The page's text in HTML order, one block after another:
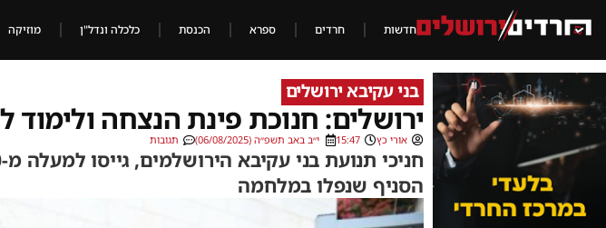
חדשות חרדים ספרא הכנסת כלכלה ונדל"ן מוזיקה
בני עקיבא ירושלים
ירושלים: חנוכת פינת הנצחה ולימוד
אורי כץ 15:47 י״ב באב תשפ״ה (06/08/2025) תגובות
הסניף שנפלו במלחמה